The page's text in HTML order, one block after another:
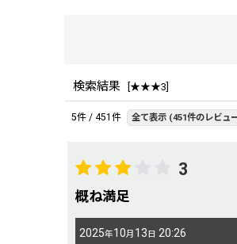
レビュー検索:
画像:
検索結果 ★★★3
5件 / 451 件 全て表示 (451件のレビュ
3
概ね満足
2025年10月 13 日 20:26